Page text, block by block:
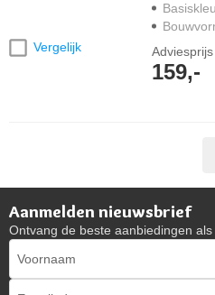
Vergelijk
Adviesprijs
159,-
Aanmelden nieuwsbrief
Ontvang de beste aanbiedingen als